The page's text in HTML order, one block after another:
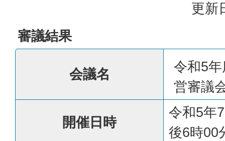
更新
審議結果
会議名
令和5
営審議
開催日時
令和5年
後6時00